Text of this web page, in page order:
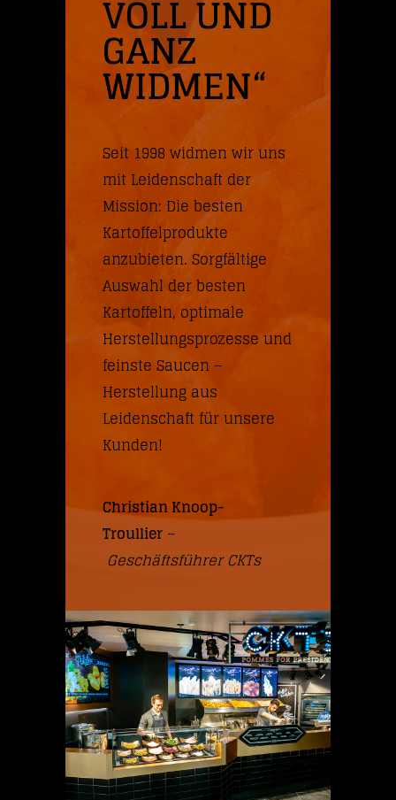
VOLL UND
GANZ
WIDMEN“
Seit 1998 widmen wir uns
mit Leidenschaft der
Mission: Die besten
Kartoffelprodukte
anzubieten. Sorgfältige
Auswahl der besten
Kartoffeln, optimale
Herstellungsprozesse und
feinste Saucen –
Herstellung aus
Leidenschaft für unsere
Kunden!
Christian Knoop-
Troullier –
Geschäftsführer CKTs